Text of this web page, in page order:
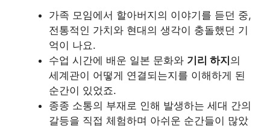
가족 모임에서 할아버지의 이야기를 듣던 중,
전통적인 가치와 현대의 생각이 충돌했던 기
억이 나요.
수업 시간에 배운 일본 문화와 기리 하지의
세계관이 어떻게 연결되는지를 이해하게 된
순간이 있었죠.
종종 소통의 부재로 인해 발생하는 세대 간의
갈등을 직접 체험하며 아쉬운 순간들이 많았